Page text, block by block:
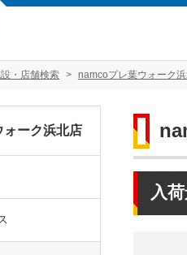
・店舗検索 namcoプレ葉ウォーク
入
ーク浜北店